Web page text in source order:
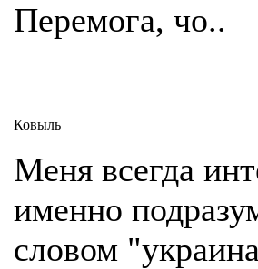
Перемога, чо..
Ковыль
Меня всегда
именно
словом